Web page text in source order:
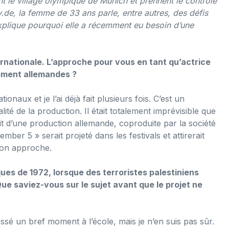
la femme de 33 ans parle, entre autres, des défis
pourquoi elle a récemment eu besoin d’une
L’approche pour vous en tant qu’actrice
allemandes ?
et je l’ai déjà fait plusieurs fois. C’est un
de la production. Il était totalement imprévisible que
d’une production allemande, coproduite par la société
5 » serait projeté dans les festivals et attirerait
approche.
de 1972, lorsque des terroristes palestiniens
saviez-vous sur le sujet avant que le projet ne
un bref moment à l’école, mais je n’en suis pas sûr.